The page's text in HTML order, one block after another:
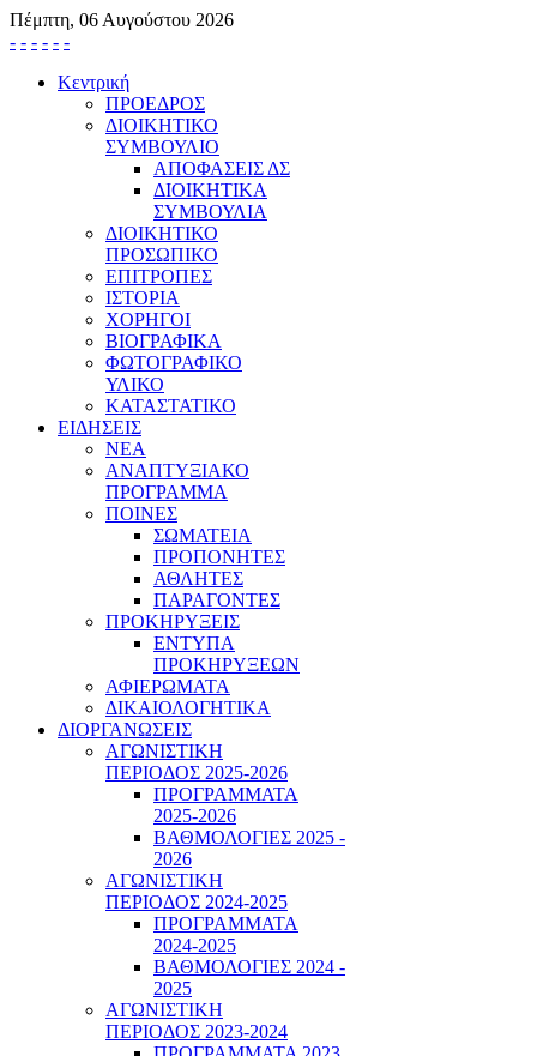
Πέμπτη, 06 Αυγούστου 2026
- - - - - -
Κεντρική
ΠΡΟΕΔΡΟΣ
ΔΙΟΙΚΗΤΙΚΟ
ΣΥΜΒΟΥΛΙΟ
ΑΠΟΦΑΣΕΙΣ ΔΣ
ΔΙΟΙΚΗΤΙΚΑ
ΣΥΜΒΟΥΛΙΑ
ΔΙΟΙΚΗΤΙΚΟ
ΠΡΟΣΩΠΙΚΟ
ΕΠΙΤΡΟΠΕΣ
ΙΣΤΟΡΙΑ
ΧΟΡΗΓΟΙ
ΒΙΟΓΡΑΦΙΚΑ
ΦΩΤΟΓΡΑΦΙΚΟ
ΥΛΙΚΟ
ΚΑΤΑΣΤΑΤΙΚΟ
ΕΙΔΗΣΕΙΣ
ΝΕΑ
ΑΝΑΠΤΥΞΙΑΚΟ
ΠΡΟΓΡΑΜΜΑ
ΠΟΙΝΕΣ
ΣΩΜΑΤΕΙΑ
ΠΡΟΠΟΝΗΤΕΣ
ΑΘΛΗΤΕΣ
ΠΑΡΑΓΟΝΤΕΣ
ΠΡΟΚΗΡΥΞΕΙΣ
ΕΝΤΥΠΑ
ΠΡΟΚΗΡΥΞΕΩΝ
ΑΦΙΕΡΩΜΑΤΑ
ΔΙΚΑΙΟΛΟΓΗΤΙΚΑ
ΔΙΟΡΓΑΝΩΣΕΙΣ
ΑΓΩΝΙΣΤΙΚΗ
ΠΕΡΙΟΔΟΣ 2025-2026
ΠΡΟΓΡΑΜΜΑΤΑ
2025-2026
ΒΑΘΜΟΛΟΓΙΕΣ 2025 -
2026
ΑΓΩΝΙΣΤΙΚΗ
ΠΕΡΙΟΔΟΣ 2024-2025
ΠΡΟΓΡΑΜΜΑΤΑ
2024-2025
ΒΑΘΜΟΛΟΓΙΕΣ 2024 -
2025
ΑΓΩΝΙΣΤΙΚΗ
ΠΕΡΙΟΔΟΣ 2023-2024